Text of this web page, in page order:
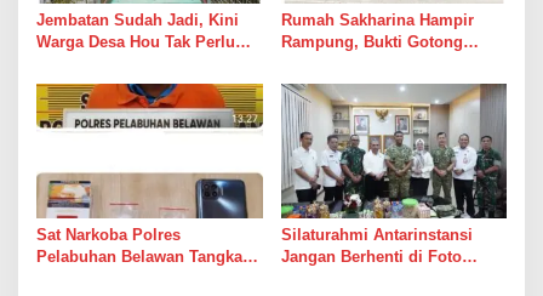
Jembatan Sudah Jadi, Kini
Warga Desa Hou Tak Perlu
Sungai
Rumah Sakharina Hampir
Rampung, Bukti Gotong
dari Janji Banyak Orang
Sat Narkoba Polres
Pelabuhan Belawan Tangkap
Silaturahmi Antarinstansi
Jangan Berhenti di Foto